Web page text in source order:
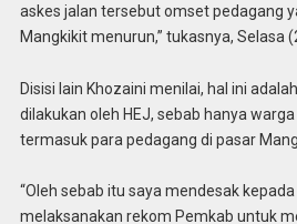
askes jalan tersebut omset pedagang
Mangkikit menurun,” tukasnya, Selasa
Disisi lain Khozaini menilai, hal ini
dilakukan oleh HEJ, sebab hanya
termasuk para pedagang di pasar
“Oleh sebab itu saya mendesak
melaksanakan rekom Pemkab untuk